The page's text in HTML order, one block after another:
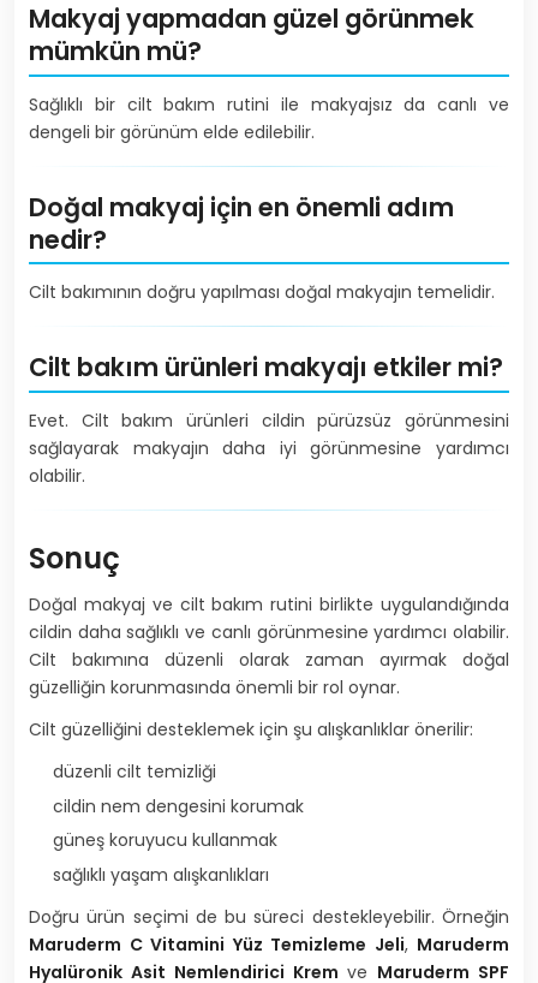
Makyaj yapmadan güzel görünmek
mümkün mü?
Sağlıklı bir cilt bakım rutini ile makyajsız da canlı ve
dengeli bir görünüm elde edilebilir.
Doğal makyaj için en önemli adım
nedir?
Cilt bakımının doğru yapılması doğal makyajın temelidir.
Cilt bakım ürünleri makyajı etkiler mi?
Evet. Cilt bakım ürünleri cildin pürüzsüz görünmesini
sağlayarak makyajın daha iyi görünmesine yardımcı
olabilir.
Sonuç
Doğal makyaj ve cilt bakım rutini birlikte uygulandığında
cildin daha sağlıklı ve canlı görünmesine yardımcı olabilir.
Cilt bakımına düzenli olarak zaman ayırmak doğal
güzelliğin korunmasında önemli bir rol oynar.
Cilt güzelliğini desteklemek için şu alışkanlıklar önerilir:
düzenli cilt temizliği
cildin nem dengesini korumak
güneş koruyucu kullanmak
sağlıklı yaşam alışkanlıkları
Doğru ürün seçimi de bu süreci destekleyebilir. Örneğin
Maruderm C Vitamini Yüz Temizleme Jeli, Maruderm
Hyalüronik Asit Nemlendirici Krem ve Maruderm SPF